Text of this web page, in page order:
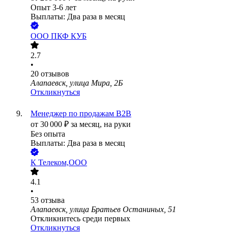
Опыт 3-6 лет
Выплаты: Два раза в месяц
ООО ПКФ КУБ
2.7
•
20 отзывов
Алапаевск, улица Мира, 2Б
Откликнуться
Менеджер по продажам B2B
от 30 000 ₽ за месяц, на руки
Без опыта
Выплаты: Два раза в месяц
К Телеком,ООО
4.1
•
53 отзыва
Алапаевск, улица Братьев Останиных, 51
Откликнитесь среди первых
Откликнуться